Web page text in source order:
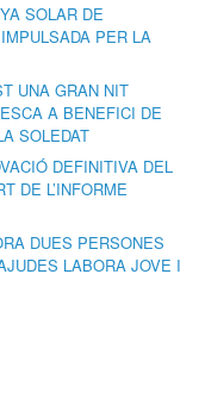
SOLAR DE
PER LA
UNA GRAN NIT
A BENEFICI DE
SOLEDAT
DEFINITIVA DEL
DE L’INFORME
DUES PERSONES
LABORA JOVE I